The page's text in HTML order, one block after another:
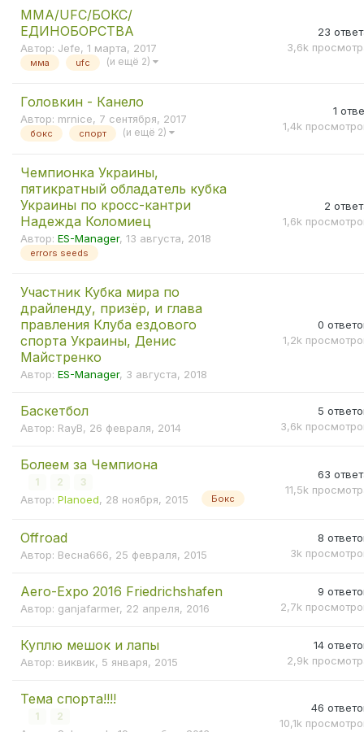
нагрузками.
Ярким примером того, что конопля полезна для
пловец Майкл Фелпс, который несмотря на то, что
тонну золота на Олимпийских играх. Сегодня уже
марихуану.
Этот раздел Jahforum
спортивных тренировок или попросту хочет
хотите узнать, как организовать огород для посева
правильно или что-то еще по теме гровинга, то лучше
соответствующие разделы.
спортом занимаемся
Чтобы правильно организовать
огород для посева
потребуется не только старание, но и немалый опыт, а
Если у вас возникли вопросы относительно
других гроверов, чтобы узнать, использование каких
позволит получить наивысший результат.
ММА/UFC/БОКС/
ЕДИНОБОРСТВА
Автор: Jefe, 1 марта, 2017
мма ufc (и ещё 2)
23
3,6k
Головкин - Канело
Автор: mrnice, 7 сентября, 2017
бокс спорт (и ещё 2)
1
1,4k
Чемпионка Украины,
пятикратный обладатель кубка
Украины по кросс-кантри
Надежда Коломиец
Автор: ES-Manager, 13 августа, 2018
errors seeds
2
1,6k
Участник Кубка мира по
драйленду, призёр, и глава
правления Клуба ездового
спорта Украины, Денис
Майстренко
Автор: ES-Manager, 3 августа, 2018
0
1,2k
Баскетбол
Автор: RayB, 26 февраля, 2014
5
3,6k
Болеем за Чемпиона
1 2 3
Автор: Planoed, 28 ноября, 2015 Бокс
63
11,5k
Offroad
Автор: Весна666, 25 февраля, 2015
8
3k
Aero-Expo 2016 Friedrichshafen
Автор: ganjafarmer, 22 апреля, 2016
9
2,7k
Куплю мешок и лапы
Автор: виквик, 5 января, 2015
14
2,9k
Тема спорта!!!!
1 2
46
10,1k